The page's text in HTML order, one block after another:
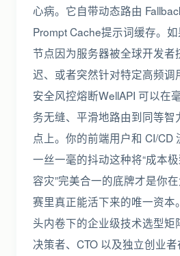
心病。它自带动态路由
Prompt Cache提示词缓存。
节点因为服务器被全球开发者
迟、或者突然针对特定高频调
安全风控熔断WellAPI 可以在
务无缝、平滑地路由到同等智
点上。你的前端用户和 CI/CD
一丝一毫的抖动这种将“成本
容灾”完美合一的底牌才是你
赛里真正能活下来的唯一资本
头内卷下的企业级技术选型矩
决策者、CTO 以及独立创业